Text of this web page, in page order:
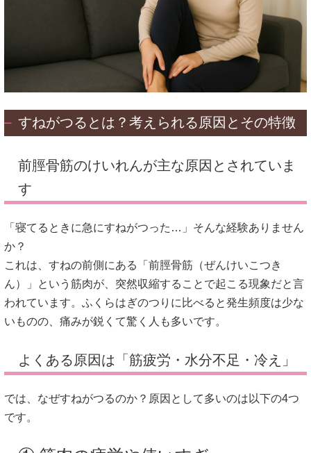
すねがつるとは？考えられる原因とその特徴
前脛骨筋のけいれんが主な原因とされていま
す
「寝てるときに急にすねがつった…」そんな経験ありません
か？
これは、すねの前側にある「前脛骨筋（ぜんけいこつき
ん）」という筋肉が、突然収縮することで起こる現象だと言
われています。ふくらはぎのつりに比べると発生頻度は少な
いものの、痛みが鋭くて驚く人も多いです。
よくある原因は「筋疲労・水分不足・冷え」
では、なぜすねがつるのか？原因として多いのは以下の4つ
です。